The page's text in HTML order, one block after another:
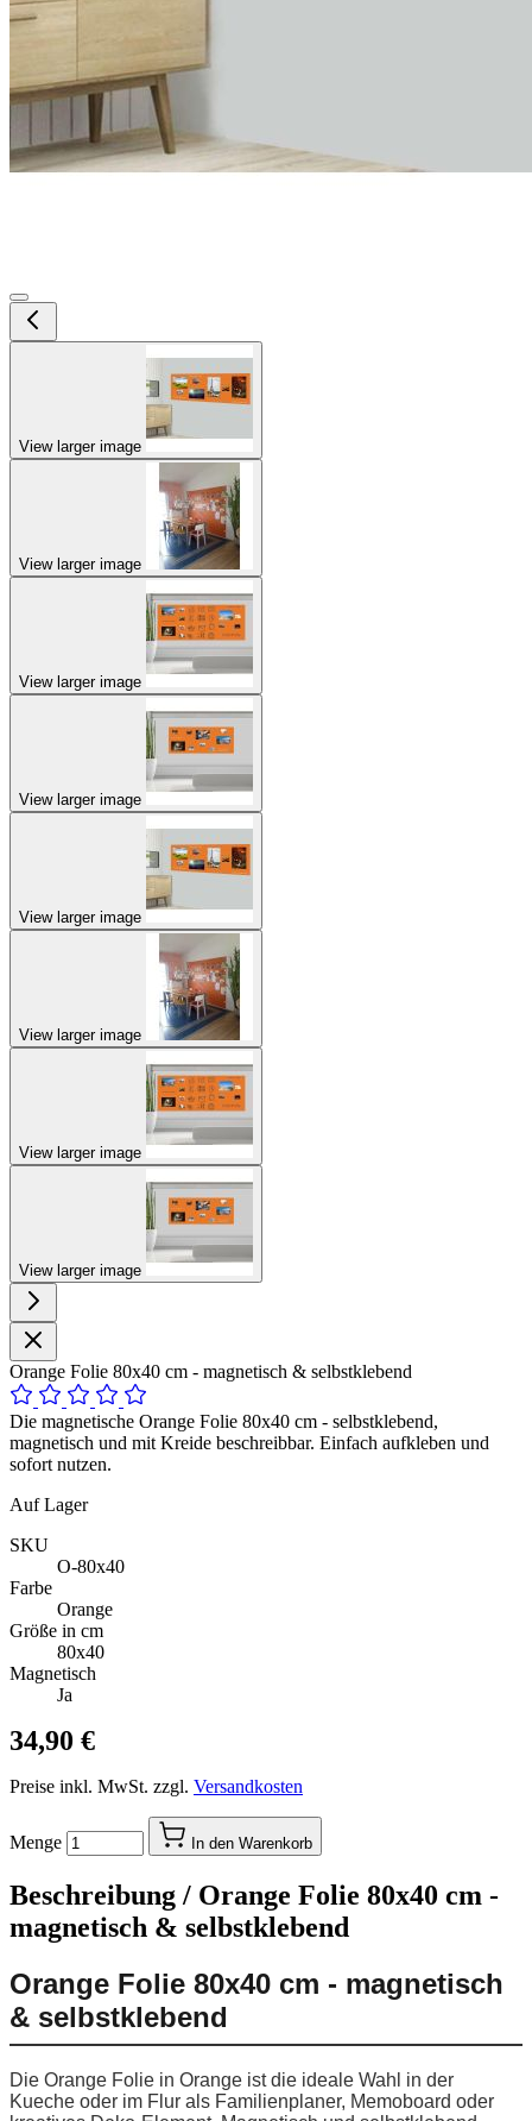
View larger image
View larger image
View larger image
View larger image
View larger image
View larger image
View larger image
View larger image
Orange Folie 80x40 cm - magnetisch & selbstklebend
Die magnetische Orange Folie 80x40 cm - selbstklebend,
magnetisch und mit Kreide beschreibbar. Einfach aufkleben und
sofort nutzen.
Auf Lager
SKU
O-80x40
Farbe
Orange
Größe in cm
80x40
Magnetisch
Ja
34,90 €
Preise inkl. MwSt. zzgl. Versandkosten
Menge In den Warenkorb
Beschreibung / Orange Folie 80x40 cm -
magnetisch & selbstklebend
Orange Folie 80x40 cm - magnetisch
& selbstklebend
Die Orange Folie in Orange ist die ideale Wahl in der
Kueche oder im Flur als Familienplaner, Memoboard oder